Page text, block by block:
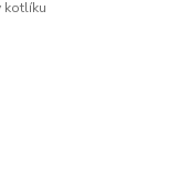
kotlíku